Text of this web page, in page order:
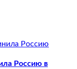
Россию в